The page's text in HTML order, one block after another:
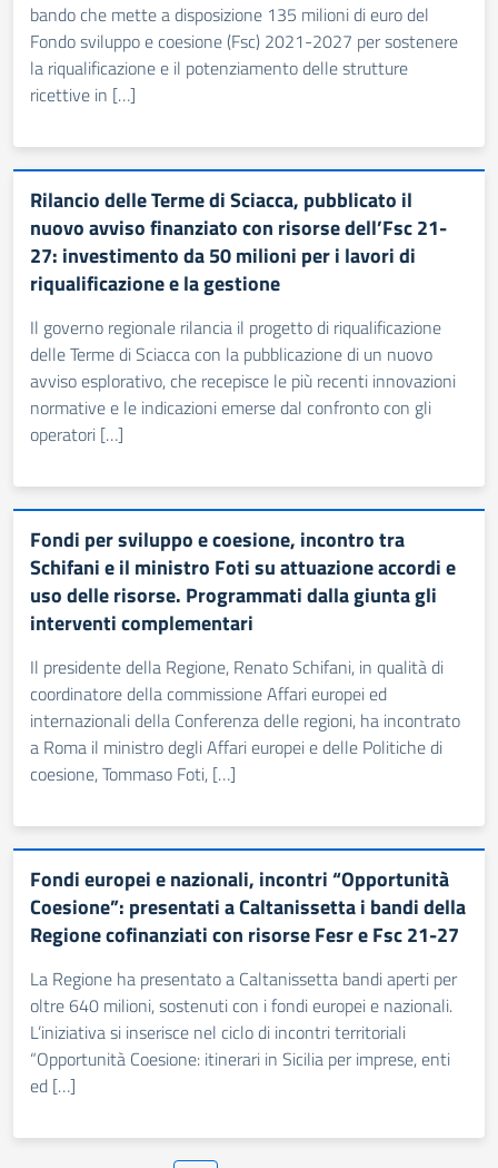
bando che mette a disposizione 135 milioni di euro del
Fondo sviluppo e coesione (Fsc) 2021-2027 per sostenere
la riqualificazione e il potenziamento delle strutture
ricettive in […]
Rilancio delle Terme di Sciacca, pubblicato il
nuovo avviso finanziato con risorse dell’Fsc 21-
27: investimento da 50 milioni per i lavori di
riqualificazione e la gestione
Il governo regionale rilancia il progetto di riqualificazione
delle Terme di Sciacca con la pubblicazione di un nuovo
avviso esplorativo, che recepisce le più recenti innovazioni
normative e le indicazioni emerse dal confronto con gli
operatori […]
Fondi per sviluppo e coesione, incontro tra
Schifani e il ministro Foti su attuazione accordi e
uso delle risorse. Programmati dalla giunta gli
interventi complementari
Il presidente della Regione, Renato Schifani, in qualità di
coordinatore della commissione Affari europei ed
internazionali della Conferenza delle regioni, ha incontrato
a Roma il ministro degli Affari europei e delle Politiche di
coesione, Tommaso Foti, […]
Fondi europei e nazionali, incontri “Opportunità
Coesione”: presentati a Caltanissetta i bandi della
Regione cofinanziati con risorse Fesr e Fsc 21-27
La Regione ha presentato a Caltanissetta bandi aperti per
oltre 640 milioni, sostenuti con i fondi europei e nazionali.
L’iniziativa si inserisce nel ciclo di incontri territoriali
“Opportunità Coesione: itinerari in Sicilia per imprese, enti
ed […]